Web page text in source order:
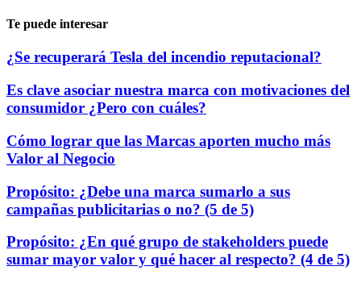
Te puede interesar
¿Se recuperará Tesla del incendio reputacional?
Es clave asociar nuestra marca con motivaciones del
consumidor ¿Pero con cuáles?
Cómo lograr que las Marcas aporten mucho más
Valor al Negocio
Propósito: ¿Debe una marca sumarlo a sus
campañas publicitarias o no? (5 de 5)
Propósito: ¿En qué grupo de stakeholders puede
sumar mayor valor y qué hacer al respecto? (4 de 5)